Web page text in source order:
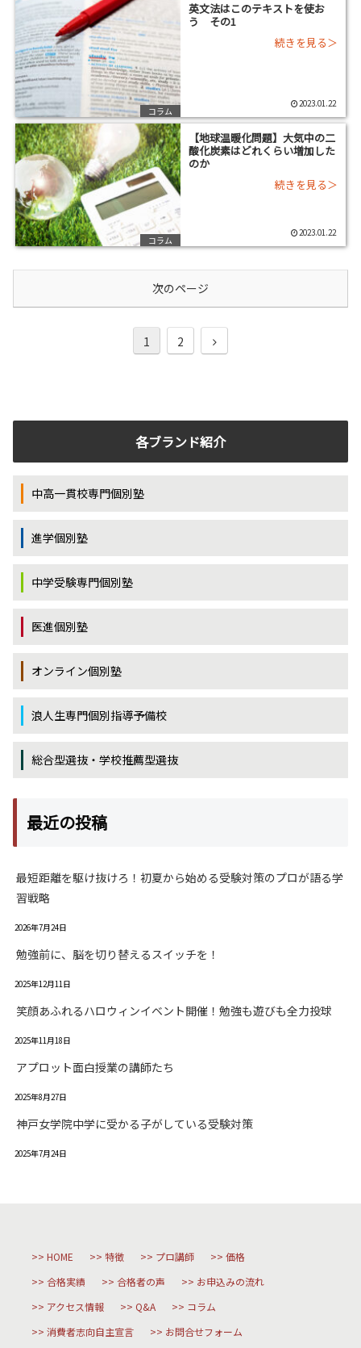
コラム
英文法はこのテキストを使お
う その1
2023.01.22
コラム
【地球温暖化問題】大気中の二
酸化炭素はどれくらい増加した
のか
2023.01.22
次のページ
1 2
各ブランド紹介
中高一貫校専門個別塾
進学個別塾
中学受験専門個別塾
医進個別塾
オンライン個別塾
浪人生専門個別指導予備校
総合型選抜・学校推薦型選抜
最近の投稿
最短距離を駆け抜けろ！初夏から始める受験対策のプロが語る学
習戦略
2026年7月24日
勉強前に、脳を切り替えるスイッチを！
2025年12月11日
笑顔あふれるハロウィンイベント開催！勉強も遊びも全力投球
2025年11月18日
アプロット面白授業の講師たち
2025年8月27日
神戸女学院中学に受かる子がしている受験対策
2025年7月24日
HOME 特徴 プロ講師
価格
合格実績
合格者の声
お申込みの流れ
アクセス情報
Q&A
コラム
消費者志向自主宣言
お問合せフォーム